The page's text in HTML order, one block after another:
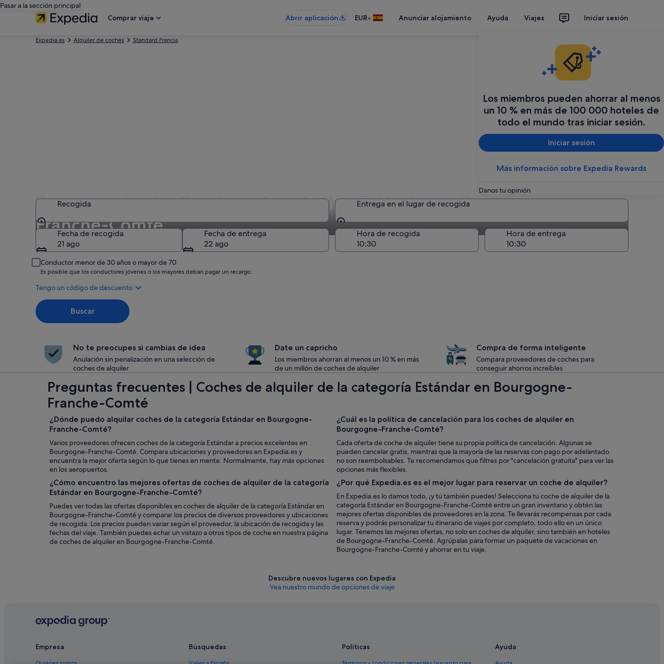
Pasar a la sección principal
Comprar viaje
Abrir aplicación EUR• Anunciar alojamiento Ayuda Viajes Iniciar sesión
Los miembros pueden ahorrar al menos
un 10 % en más de 100 000 hoteles de
todo el mundo tras iniciar sesión.
Iniciar sesión
Más información sobre Expedia Rewards
Danos tu opinión
Expedia.es Alquiler de coches Standard Francia
Empresas de alquiler de coches de tipo Estándar en Bourgogne-
Franche-Comté
Recogida
Recogida
Entrega en el lugar de recogida
Entrega en el lugar de recogida
Fecha de recogida
21 ago
Fecha de entrega
22 ago
Hora de recogida Hora de entrega
Conductor menor de 30 años o mayor de 70
Es posible que los conductores jóvenes o los mayores deban pagar un recargo.
Tengo un código de descuento
Buscar
No te preocupes si cambias de idea
Anulación sin penalización en una selección de
coches de alquiler
Date un capricho
Los miembros ahorran al menos un 10 % en más
de un millón de coches de alquiler
Compra de forma inteligente
Compara proveedores de coches para
conseguir ahorros increíbles
Preguntas frecuentes | Coches de alquiler de la categoría Estándar en Bourgogne-
Franche-Comté
¿Dónde puedo alquilar coches de la categoría Estándar en Bourgogne-
Franche-Comté?
Varios proveedores ofrecen coches de la categoría Estándar a precios excelentes en
Bourgogne-Franche-Comté. Compara ubicaciones y proveedores en Expedia.es y
encuentra la mejor oferta según lo que tienes en mente. Normalmente, hay más opciones
en los aeropuertos.
¿Cómo encuentro las mejores ofertas de coches de alquiler de la categoría
Estándar en Bourgogne-Franche-Comté?
Puedes ver todas las ofertas disponibles en coches de alquiler de la categoría Estándar en
Bourgogne-Franche-Comté y comparar los precios de diversos proveedores y ubicaciones
de recogida. Los precios pueden variar según el proveedor, la ubicación de recogida y las
fechas del viaje. También puedes echar un vistazo a otros tipos de coche en nuestra página
de coches de alquiler en Bourgogne-Franche-Comté.
¿Cuál es la política de cancelación para los coches de alquiler en
Bourgogne-Franche-Comté?
Cada oferta de coche de alquiler tiene su propia política de cancelación. Algunas se
pueden cancelar gratis, mientras que la mayoría de las reservas con pago por adelantado
no son reembolsables. Te recomendamos que filtres por "cancelación gratuita" para ver las
opciones más flexibles.
¿Por qué Expedia.es es el mejor lugar para reservar un coche de alquiler?
En Expedia.es lo damos todo, ¡y tú también puedes! Selecciona tu coche de alquiler de la
categoría Estándar en Bourgogne-Franche-Comté entre un gran inventario y obtén las
mejores ofertas disponibles de proveedores en la zona. Te llevarás recompensas por cada
reserva y podrás personalizar tu itinerario de viajes por completo, todo ello en un único
lugar. Tenemos las mejores ofertas, no solo en coches de alquiler, sino también en hoteles
de Bourgogne-Franche-Comté. Agrúpalas para formar un paquete de vacaciones en
Bourgogne-Franche-Comté y ahorrar en tu viaje.
Descubre nuevos lugares con Expedia
Vea nuestro mundo de opciones de viaje
Empresa Búsquedas Políticas Ayuda